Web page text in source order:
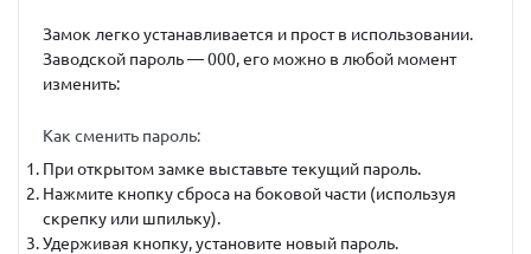
Замок легко устанавливается и прост в использовании.
Заводской пароль —000, его можно в любой момент
изменить:
Как сменить пароль:
При открытом замке выставьте текущий пароль.
Нажмите кнопку сброса на боковой части (используя
скрепку или шпильку).
Удерживая кнопку, установите новый пароль.